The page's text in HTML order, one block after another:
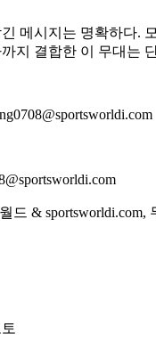
메시지는 명확하다.
지 결합한 이 무대는
드 & sportsworldi.com,